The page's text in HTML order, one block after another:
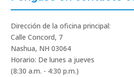
Dirección de la oficina principal:
Calle Concord, 7
Nashua, NH 03064
Horario: De lunes a jueves
(8:30 a.m. - 4:30 p.m.)